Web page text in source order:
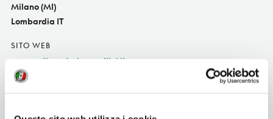
Milano (MI)
Lombardia IT
SITO WEB
www.anticaosteriacavallini.it
INDIRIZZO EMAIL